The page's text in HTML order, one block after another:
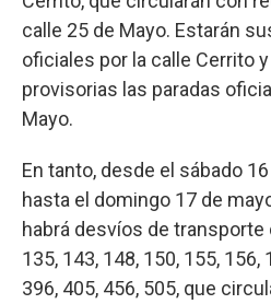
calle 25 de Mayo. Estarán
oficiales por la calle Cerrito
provisorias las paradas
Mayo.
En tanto, desde el sábado
hasta el domingo 17 de
habrá desvíos de transporte
135, 143, 148, 150, 155, 156,
396, 405, 456, 505, que